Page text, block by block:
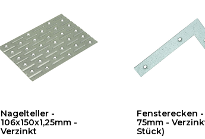
Nagelteller -
106x150x1,25mm -
Verzinkt
Fensterecken -
75mm -
Stück)